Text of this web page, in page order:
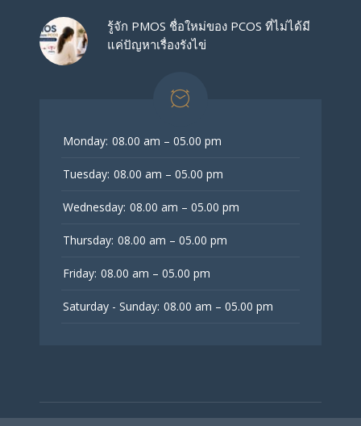
รู้จัก PMOS ชื่อใหม่ของ PCOS ที่ไม่ได้มี
แค่ปัญหาเรื่องรังไข่
Monday: 08.00 am – 05.00 pm
Tuesday: 08.00 am – 05.00 pm
Wednesday: 08.00 am – 05.00 pm
Thursday: 08.00 am – 05.00 pm
Friday: 08.00 am – 05.00 pm
Saturday - Sunday: 08.00 am – 05.00 pm